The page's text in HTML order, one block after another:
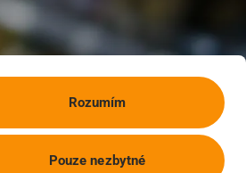
Rozumím
Pouze nezbytné